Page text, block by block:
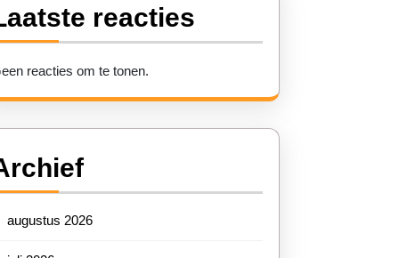
reacties
reacties om te tonen.
augustus 2026